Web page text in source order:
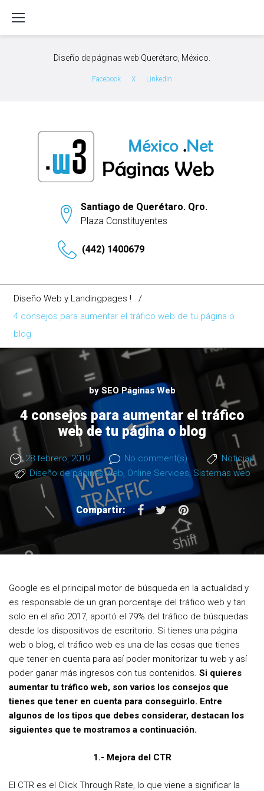
i
Diseño de páginas web Querétaro, México.
Facebook X LinkedIn
Santiago de Querétaro. Qro.
Plaza Constituyentes
(442) 1400679
Diseño Web y Landingpages !
/
4 consejos para aumentar el tráfico web de tu página o
blog
by SEO Páginas Web
4 consejos para aumentar el tráfico
web de tu página o blog
28 febrero, 2019 No comment(s)
Noticias
Diseño de páginas web, Online Services,Sistemas web
Compartir:
F
b
o
o
k
T
w
e
r
P
i
n
e
r
e
s
t
Google es el principal motor de búsqueda en la actualidad y
es responsable de un gran porcentaje del tráfico web y tan
solo en el año 2017, aportó el 79% del tráfico de búsquedas
desde los dispositivos de escritorio. Si tienes una página
web o blog, el tráfico web es una de las cosas que tienes
que tener en cuenta para así poder monitorizar tu web y así
poder ganar más ingresos con tus contenidos. Si quieres
aumentar tu tráfico web, son varios los consejos que
tienes que tener en cuenta para conseguirlo. Entre
algunos de los tipos que debes considerar, destacan los
siguientes que te mostramos a continuación.
1.- Mejora del CTR
El CTR es el Click Through Rate, lo que viene a significar la